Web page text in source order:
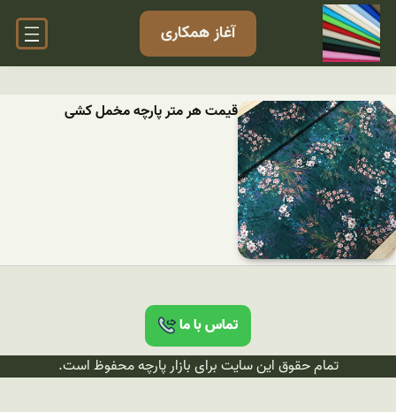
آغاز همکاری
قیمت هر متر پارچه مخمل کشی
تماس با ما
تمام حقوق این سایت برای بازار پارچه محفوظ است.